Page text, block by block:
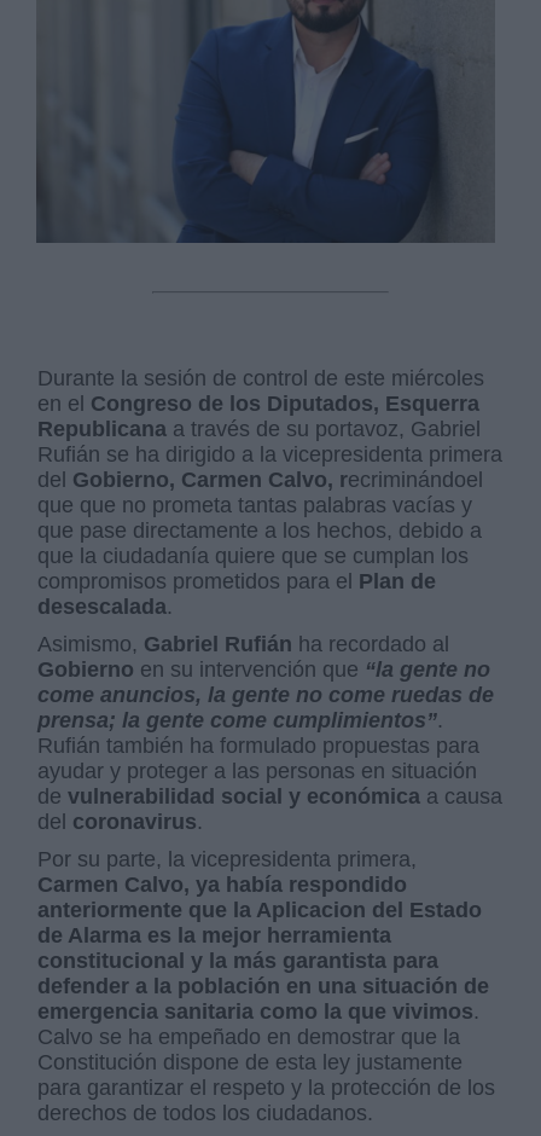
Durante la sesión de control de este miércoles
en el Congreso de los Diputados, Esquerra
Republicana a través de su portavoz, Gabriel
Rufián se ha dirigido a la vicepresidenta primera
del Gobierno, Carmen Calvo, recriminándoel
que que no prometa tantas palabras vacías y
que pase directamente a los hechos, debido a
que la ciudadanía quiere que se cumplan los
compromisos prometidos para el Plan de
desescalada.
Asimismo, Gabriel Rufián ha recordado al
Gobierno en su intervención que “la gente no
come anuncios, la gente no come ruedas de
prensa; la gente come cumplimientos”.
Rufián también ha formulado propuestas para
ayudar y proteger a las personas en situación
devulnerabilidad social y económica a causa
del coronavirus.
Por su parte, la vicepresidenta primera,
Carmen Calvo, ya había respondido
anteriormente que la Aplicacion del Estado
de Alarma es la mejor herramienta
constitucional y la más garantista para
defender a la población en una situación de
emergencia sanitaria como la que vivimos.
Calvo se ha empeñado en demostrar que la
Constitución dispone de esta ley justamente
para garantizar el respeto y la protección de los
derechos de todos los ciudadanos.